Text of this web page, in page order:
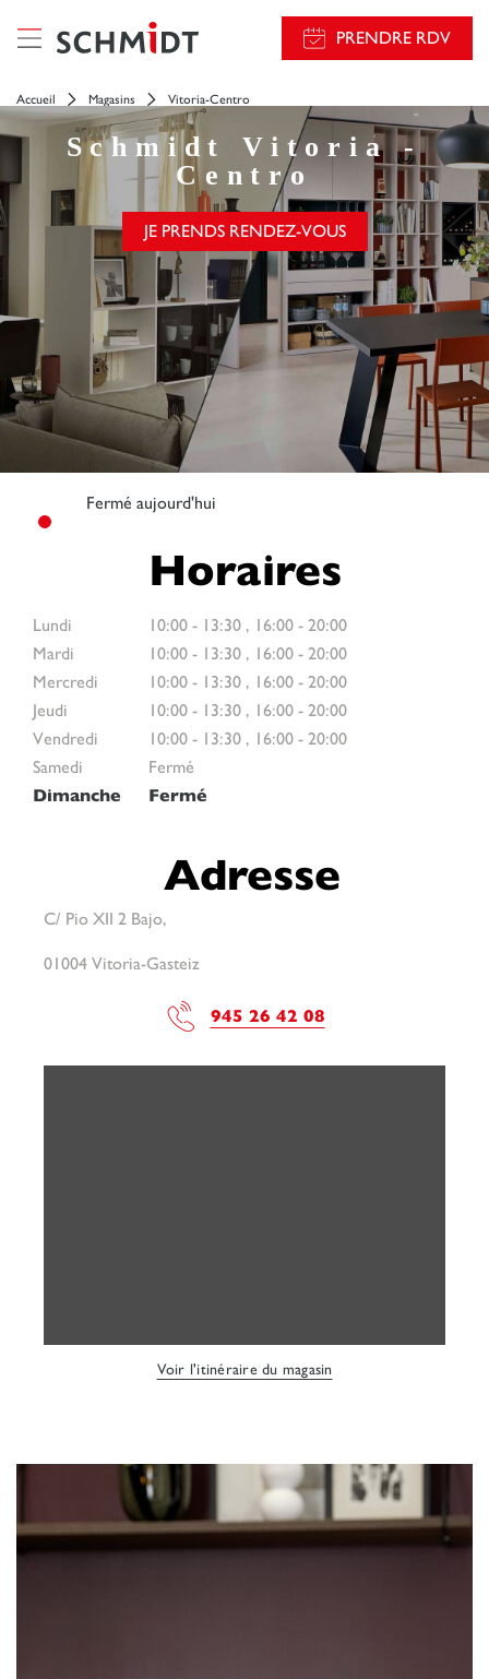
PRENDRE RDV
Accueil Magasins Vitoria-Centro
Schmidt
Vitoria -
Centro
JE PRENDS RENDEZ-VOUS
Fermé aujourd'hui
Horaires
Lundi 10:00 - 13:30 , 16:00 - 20:00
Mardi
10:00 - 13:30 , 16:00 - 20:00
Mercredi
10:00 - 13:30 , 16:00 - 20:00
Jeudi
10:00 - 13:30 , 16:00 - 20:00
Vendredi
10:00 - 13:30 , 16:00 - 20:00
Samedi
Fermé
Dimanche
Fermé
Adresse
C/ Pio XII 2 Bajo,
01004 Vitoria-Gasteiz
945 26 42 08
Voir l'itinéraire du magasin